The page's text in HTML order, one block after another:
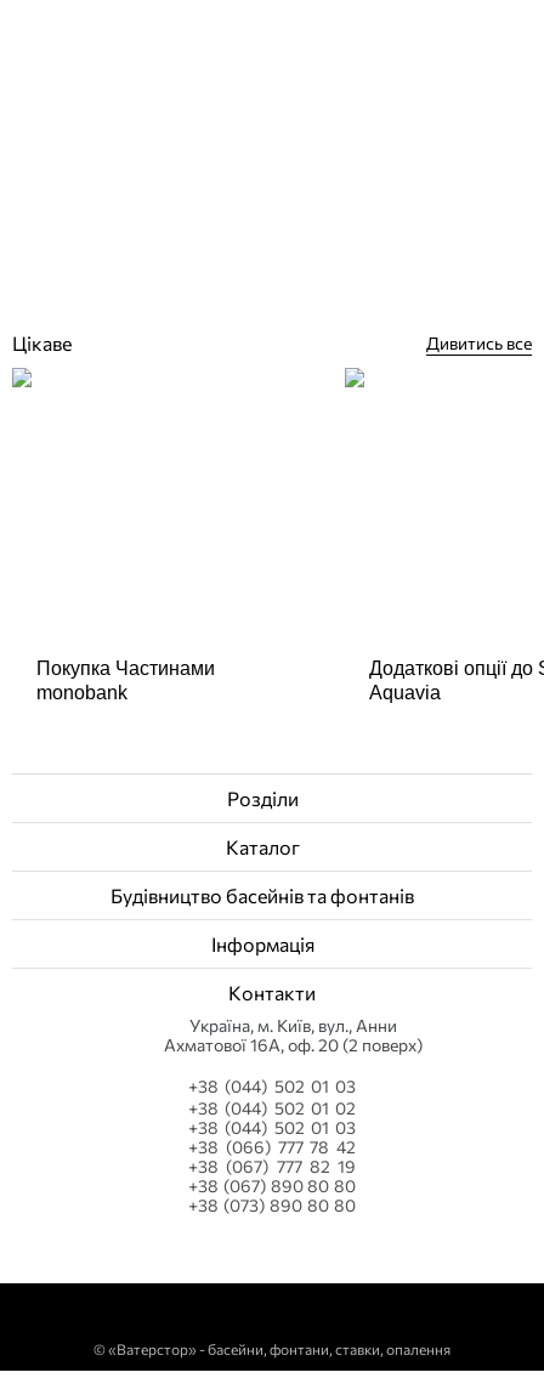
Цікаве Дивитись все
Покупка Частинами
monobank
Додаткові опції
Aquavia
Розділи
Каталог
Будівництво басейнів та фонтанів
Інформація
Контакти
Українa, м. Київ, вул., Анни
Ахматової 16А, оф. 20 (2 поверх)
+38 (044) 502 01 03
+38 (044) 502 01 02
+38 (044) 502 01 03
+38 (066) 777 78 42
+38 (067) 777 82 19
+38 (067) 890 80 80
+38 (073) 890 80 80
©«Ватерстор» - басейни, фонтани, ставки, опалення